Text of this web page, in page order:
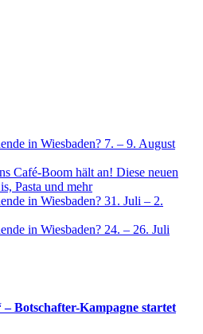
in Wiesbaden? 7. – 9. August
Café-Boom hält an! Diese neuen
Pasta und mehr
in Wiesbaden? 31. Juli – 2.
in Wiesbaden? 24. – 26. Juli
– Botschafter-Kampagne startet